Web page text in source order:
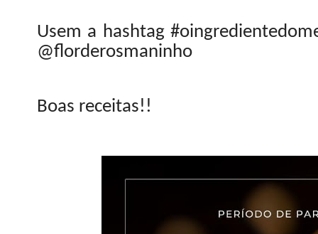
Usem a hashtag
@florderosmaninho
Boas receitas!!